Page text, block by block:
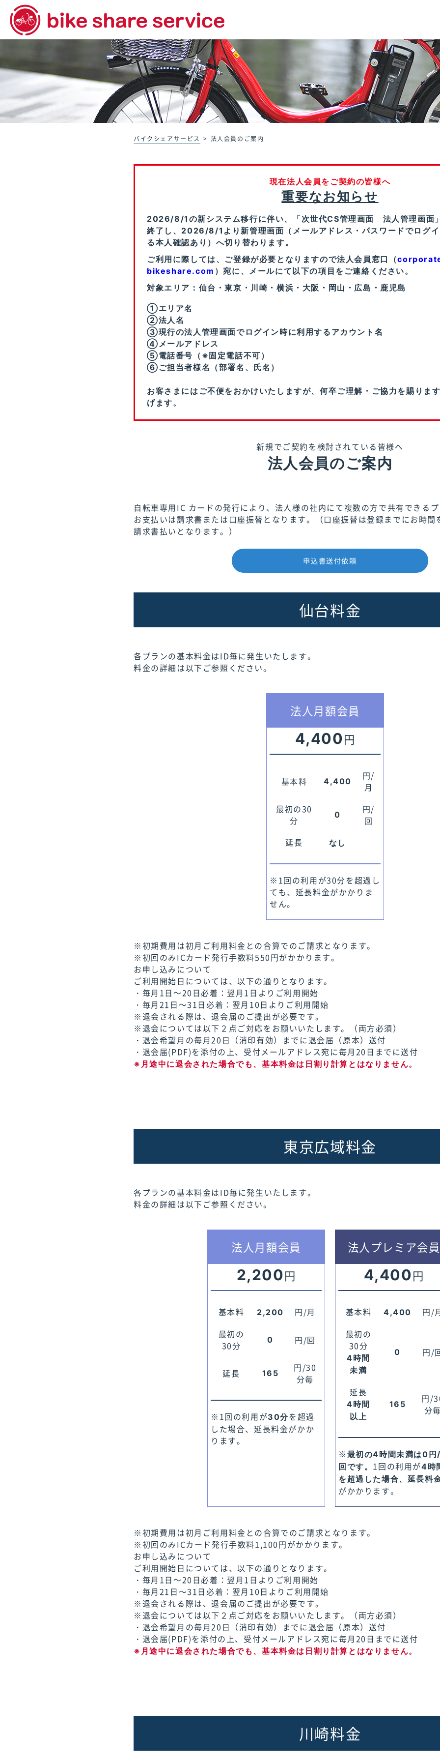
バイクシェアサービス 法人会員のご案内
現在法人会員をご契約の皆様へ
重要なお知らせ
2026/8/1の新システム移行に伴い、「次世代CS管理画面 法人管理画
終了し、2026/8/1より新管理画面（メールアドレス・パスワードでログ
る本人確認あり）へ切り替わります。
ご利用に際しては、ご登録が必要となりますので法人会員窓口（
bikeshare.com ）宛に、メールにて以下の項目をご連絡ください。
対象エリア：仙台・東京・川崎・横浜・大阪・岡山・広島・鹿児島
①エリア名
②法人名
③現行の法人管理画面でログイン時に利用するアカウント名
④メールアドレス
⑤電話番号（※固定電話不可）
⑥ご担当者様名（部署名、氏名）
お客さまにはご不便をおかけいたしますが、何卒ご理解・ご協力を賜りま
げます。
新規でご契約を検討されている皆様へ
法人会員のご案内
自転車専用IC カードの発行により、法人様の社内にて複数の方で共有できる
お支払いは請求書または口座振替となります。（口座振替は登録までにお時
請求書払いとなります。）
申込書送付依頼
仙台料金
各プランの基本料金はID毎に発生いたします。
料金の詳細は以下ご参照ください。
法人月額会員
4,400円
基本料 4,400
円/
月
最初の30
分
0
円/
回
延長
なし
※1回の利用が30分を超過し
ても、延長料金がかかりま
せん。
※初期費用は初月ご利用料金との合算でのご請求となります。
※初回のみICカード発行手数料550円がかかります。
お申し込みについて
ご利用開始日については、以下の通りとなります。
・毎月1日～20日必着：翌月1日よりご利用開始
・毎月21日～31日必着：翌月10日よりご利用開始
※退会される際は、退会届のご提出が必要です。
※退会については以下２点ご対応をお願いいたします。（両方必須）
・退会希望月の毎月20日（消印有効）までに退会届（原本）送付
・退会届(PDF)を添付の上、受付メールアドレス宛に毎月20日までに送付
※月途中に退会された場合でも、基本料金は日割り計算とはなりません。
東京広域料金
各プランの基本料金はID毎に発生いたします。
料金の詳細は以下ご参照ください。
法人月額会員
2,200円
基本料 2,200
円/月
最初の
30分
0 円/回
延長 165
円/30
分毎
※1回の利用が30分を超過
した場合、延長料金がかか
ります。
法人プレミア会員
4,400円
基本料 4,400
円/
最初の
30分
4時間
未満
0 円/
延長
4時間
以上
165
円/
分
※ 最初の4時間未満は0円
回です。 1回の利用が4時
を超過した場合、延長料
がかかります。
※初期費用は初月ご利用料金との合算でのご請求となります。
※初回のみICカード発行手数料1,100円がかかります。
お申し込みについて
ご利用開始日については、以下の通りとなります。
・毎月1日～20日必着：翌月1日よりご利用開始
・毎月21日～31日必着：翌月10日よりご利用開始
※退会される際は、退会届のご提出が必要です。
※退会については以下２点ご対応をお願いいたします。（両方必須）
・退会希望月の毎月20日（消印有効）までに退会届（原本）送付
・退会届(PDF)を添付の上、受付メールアドレス宛に毎月20日までに送付
※月途中に退会された場合でも、基本料金は日割り計算とはなりません。
川崎料金